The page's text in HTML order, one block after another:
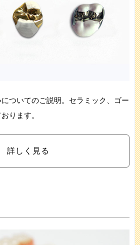
ついてのご説明。セラミック、ゴー
ります。
詳しく見る